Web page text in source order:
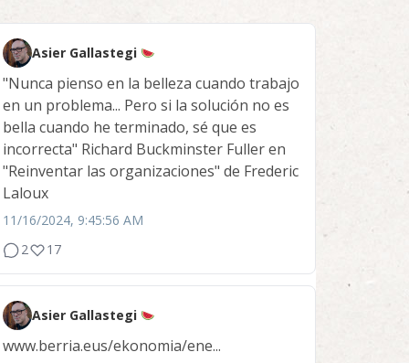
Asier Gallastegi
"Nunca pienso en la belleza cuando trabajo
en un problema... Pero si la solución no es
bella cuando he terminado, sé que es
incorrecta" Richard Buckminster Fuller en
"Reinventar las organizaciones" de Frederic
Laloux
11/16/2024, 9:45:56 AM
2
17
Asier Gallastegi
www.berria.eus/ekonomia/ene...